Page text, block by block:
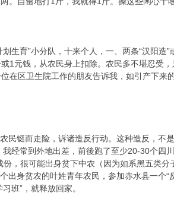
育”小分队，十来个人，一、两条“汉阳造”
元钱，从农民身上扣除。农民多不堪忍受，
在区卫生院工作的朋友告诉我，如引产下来
铤而走险，诉诸造反行动。这种造反，不
经常到外地出差，前後跑了至少20-30个四
，很可能出身贫下中农（因为如系黑五类分
身贫农的叶姓青年农民，参加赤水县一个“
班”，就释放回家。